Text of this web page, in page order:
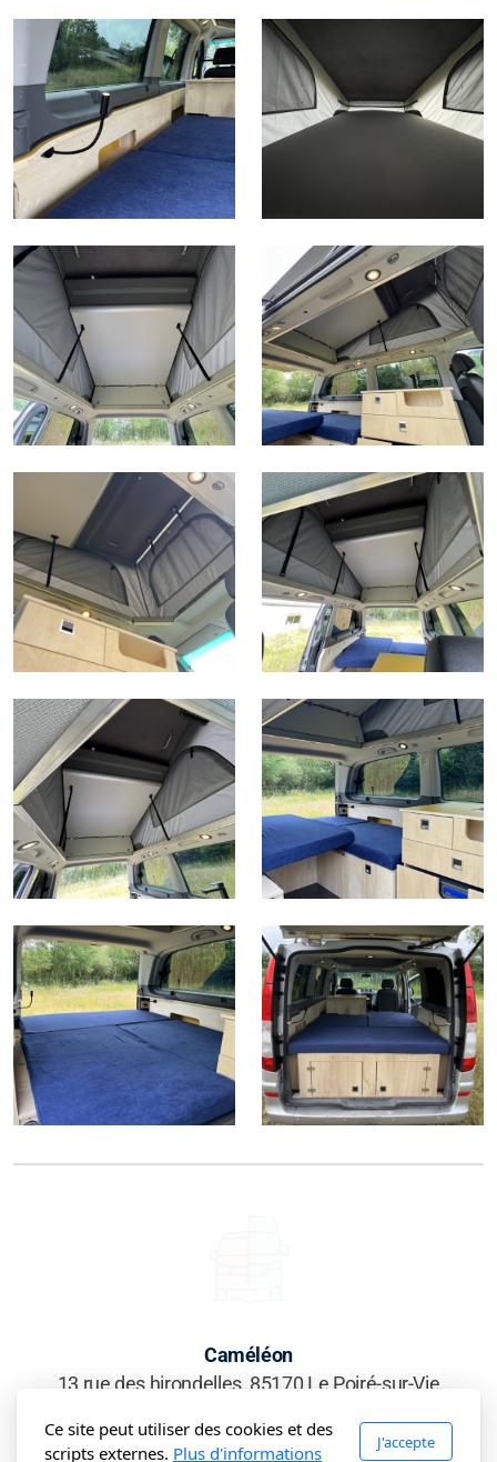
Caméléon
13 rue des hirondelles, 85170 Le Poiré-sur-Vie
Ce site peut utiliser des cookies et des
scripts externes. Plus d'informations
J'accepte